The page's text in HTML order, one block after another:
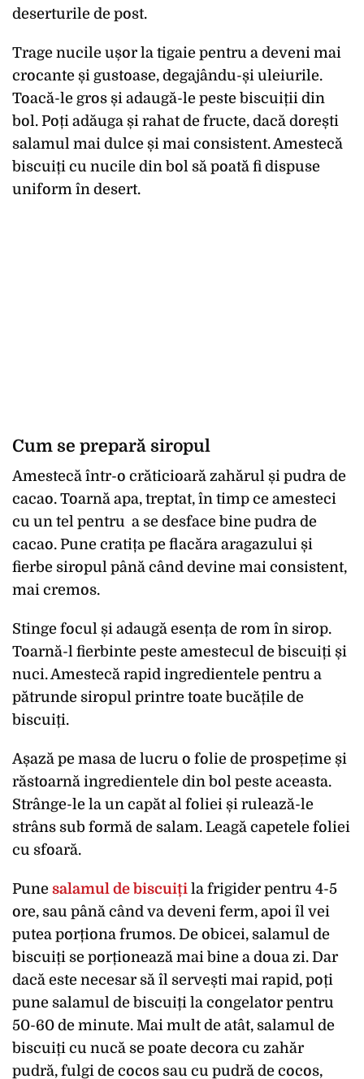
deserturile de post.
Trage nucile ușor la tigaie pentru a deveni mai
crocante și gustoase, degajându-și uleiurile.
Toacă-le gros și adaugă-le peste biscuiții din
bol. Poți adăuga și rahat de fructe, dacă dorești
salamul mai dulce și mai consistent. Amestecă
biscuiți cu nucile din bol să poată fi dispuse
uniform în desert.
Cum se prepară siropul
Amestecă într-o crăticioară zahărul și pudra de
cacao. Toarnă apa, treptat, în timp ce amesteci
cu un tel pentru a se desface bine pudra de
cacao. Pune cratița pe flacăra aragazului și
fierbe siropul până când devine mai consistent,
mai cremos.
Stinge focul și adaugă esența de rom în sirop.
Toarnă-l fierbinte peste amestecul de biscuiți și
nuci. Amestecă rapid ingredientele pentru a
pătrunde siropul printre toate bucățile de
biscuiți.
Așază pe masa de lucru o folie de prospețime și
răstoarnă ingredientele din bol peste aceasta.
Strânge-le la un capăt al foliei și rulează-le
strâns sub formă de salam. Leagă capetele foliei
cu sfoară.
Pune salamul de biscuiți la frigider pentru 4-5
ore, sau până când va deveni ferm, apoi îl vei
putea porționa frumos. De obicei, salamul de
biscuiți se porționează mai bine a doua zi. Dar
dacă este necesar să îl servești mai rapid, poți
pune salamul de biscuiți la congelator pentru
50-60 de minute. Mai mult de atât, salamul de
biscuiți cu nucă se poate decora cu zahăr
pudră, fulgi de cocos sau cu pudră de cocos,